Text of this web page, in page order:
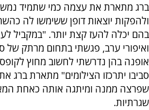
ברג מתארת את עצמה כמי שתמיד
ולהפקות יוצאות דופן ששימשו לה
בהם יכלה להעז קצת יותר. "במקביל
ואיפורי ערב, פגשתי בתחום מרתק של
אופנה בהן נדרשתי לחשוב מחוץ
סביבו יתרכזו הצילומים" מתארת ברג
שפרצה ממנה ומיתגה אותה כאחת
שגרתיות.